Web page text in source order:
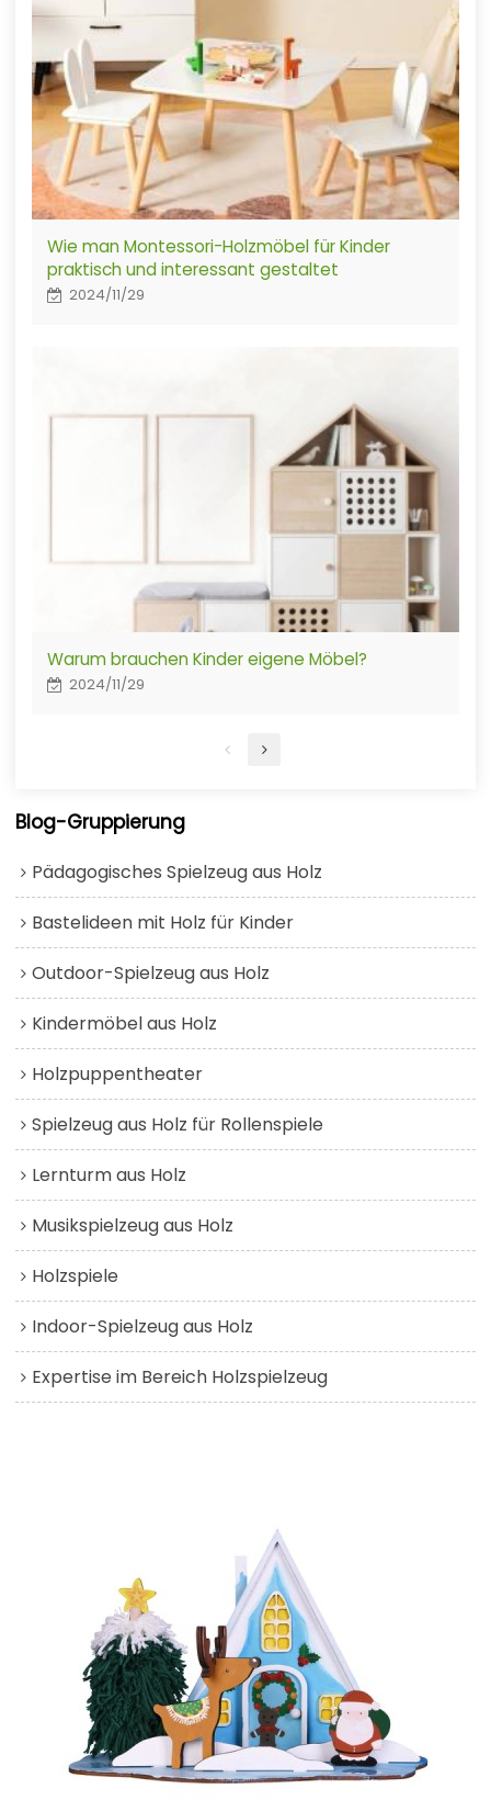
Wie man Montessori-Holzmöbel für Kinder
praktisch und interessant gestaltet
2024/11/29
Warum brauchen Kinder eigene Möbel?
2024/11/29
Blog-Gruppierung
Pädagogisches Spielzeug aus Holz
Bastelideen mit Holz für Kinder
Outdoor-Spielzeug aus Holz
Kindermöbel aus Holz
Holzpuppentheater
Spielzeug aus Holz für Rollenspiele
Lernturm aus Holz
Musikspielzeug aus Holz
Holzspiele
Indoor-Spielzeug aus Holz
Expertise im Bereich Holzspielzeug